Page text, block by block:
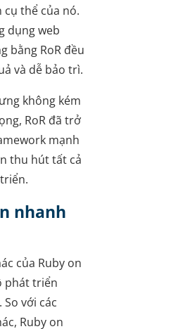
thể của nó.
dụng web
bằng RoR đều
và dễ bảo trì.
không kém
RoR đã trở
mạnh
thu hút tất cả
nhanh
của Ruby on
phát triển
với các
Ruby on